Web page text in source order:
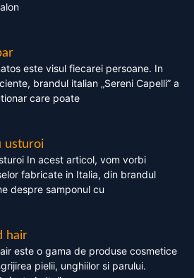
este visul fiecarei persoane. In
brandul italian „Sereni Capelli” a
care poate
usturoi
In acest articol, vom vorbi
fabricate in Italia, din brandul
despre samponul cu
hair
este o gama de produse cosmetice
pielii, unghiilor si parului.